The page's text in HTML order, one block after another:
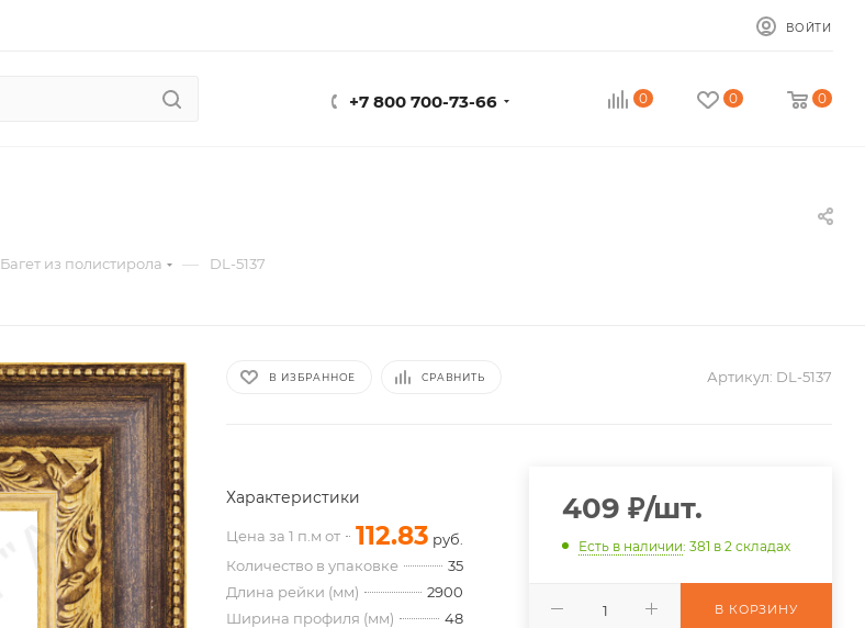
ВОЙТИ
+7 800 700-73-66 0 0 0
Багет из полистирола — DL-5137
В ИЗБРАННОЕ СРАВНИТЬ Артикул: DL-5137
Характеристики
Цена за 1 п.м от 112.83 руб.
Количество в упаковке
35
Длина рейки (мм)
2900
Ширина профиля (мм)
48
409 ₽/шт.
Есть в наличии: 381 в 2 складах
В КОРЗИНУ